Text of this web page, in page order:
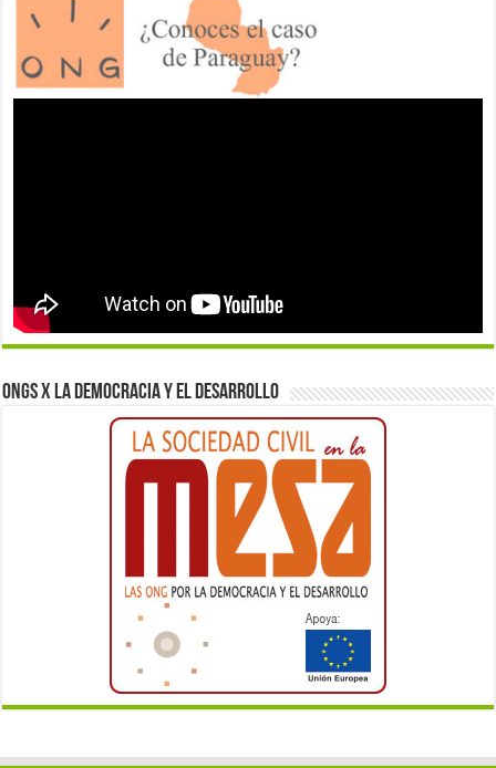
ONGs x la democracia y el desarrollo